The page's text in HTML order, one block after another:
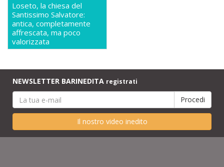
Loseto, la chiesa del
Santissimo Salvatore:
antica, completamente
affrescata, ma poco
valorizzata
NEWSLETTER BARINEDITA registrati
Il nostro video inedito